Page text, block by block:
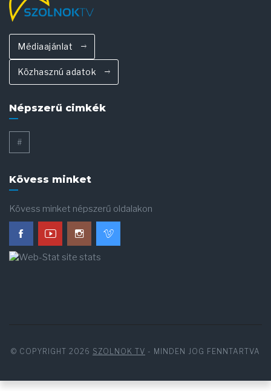
Médiaajánlat
Közhasznú adatok
Népszerű cimkék
#
Kövess minket
Kövess minket népszerű oldalakon
© COPYRIGHT 2026 SZOLNOK TV - MINDEN JOG FENNTARTVA